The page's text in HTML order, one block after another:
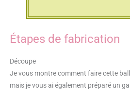
Étapes de fabrication
Découpe
Je vous montre comment faire cette
mais je vous ai également préparé un